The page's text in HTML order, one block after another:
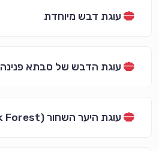
עוגת דבש מיוחדת
עוגת הדבש של סבתא פנינה
עוגת היער השחור (Black Forest)